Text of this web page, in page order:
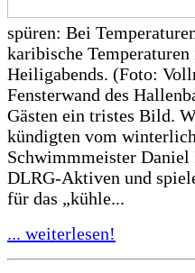
spüren: Bei
karibische
Heiligabends. (Foto:
Fensterwand des
Gästen ein tristes Bild.
kündigten vom
Schwimmmeister Daniel
DLRG-Aktiven und
für das „kühle...
... weiterlesen!